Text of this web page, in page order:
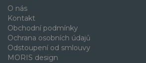
O nás
Kontakt
Obchodní podmínky
Ochrana osobních údajů
Odstoupení od smlouvy
MORIS design